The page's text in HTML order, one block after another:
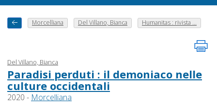
Morcelliana Del Villano, Bianca Humanitas : rivista ...
Del Villano, Bianca
Paradisi perduti : il demoniaco nelle
culture occidentali
2020 - Morcelliana